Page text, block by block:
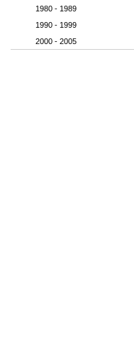
1980 - 1989
1990 - 1999
2000 - 2005